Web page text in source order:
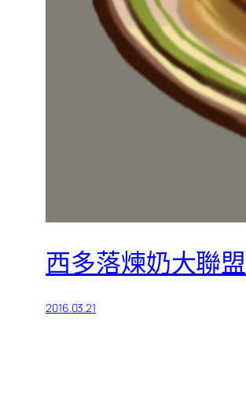
西多落煉奶大聯盟
2016.03.21